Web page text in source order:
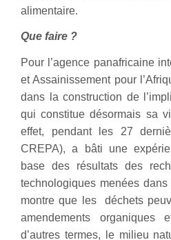
alimentaire.
Que faire ?
Pour l’agence panafricaine
et Assainissement pour
dans la construction de
qui constitue désormais sa
effet, pendant les 27
CREPA), a bâti une
base des résultats des
technologiques menées
montre que les déchets
amendements organiques
d’autres termes, le milieu